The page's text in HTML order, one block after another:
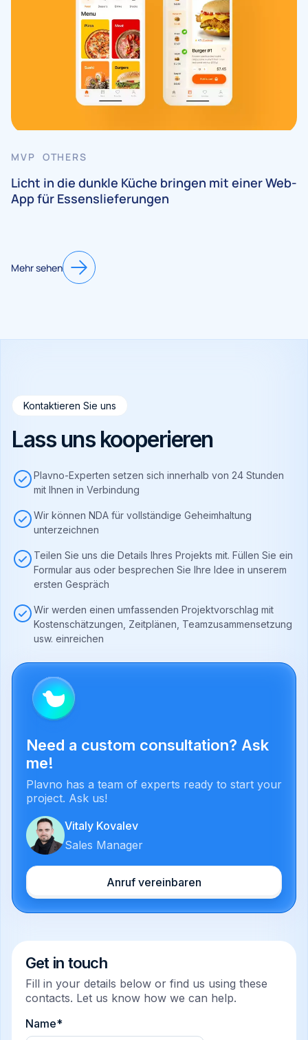
MVP OTHERS
Licht in die dunkle Küche bringen mit einer Web-
App für Essenslieferungen
Mehr sehen
Kontaktieren Sie uns
Lass uns kooperieren
Plavno-Experten setzen sich innerhalb von 24 Stunden
mit Ihnen in Verbindung
Wir können NDA für vollständige Geheimhaltung
unterzeichnen
Teilen Sie uns die Details Ihres Projekts mit. Füllen Sie ein
Formular aus oder besprechen Sie Ihre Idee in unserem
ersten Gespräch
Wir werden einen umfassenden Projektvorschlag mit
Kostenschätzungen, Zeitplänen, Teamzusammensetzung
usw. einreichen
Need a custom consultation? Ask
me!
Plavno has a team of experts ready to start your
project. Ask us!
Vitaly Kovalev
Sales Manager
Anruf vereinbaren
Get in touch
Fill in your details below or find us using these
contacts. Let us know how we can help.
Name*